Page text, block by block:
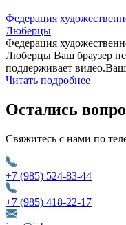
Федерация
Люберцы
Федерация
Люберцы Ваш браузер
поддерживает
Читать подробнее
Остались
Свяжитесь с нами по
+7 (985) 524-83-44
+7 (985) 418-22-17